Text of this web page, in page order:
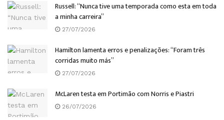
Russell: “Nunca tive uma temporada como esta em toda
a minha carreira”
27/07/2026
Hamilton lamenta erros e penalizações: “Foram três
corridas muito más”
27/07/2026
McLaren testa em Portimão com Norris e Piastri
26/07/2026